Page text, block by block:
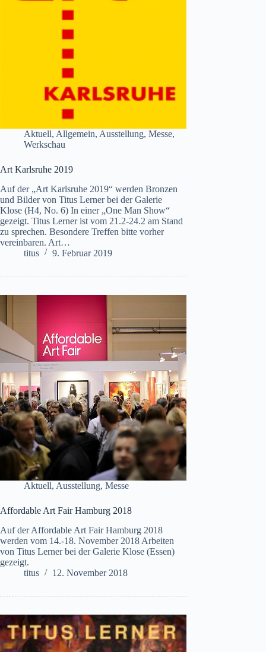
Aktuell, Allgemein, Ausstellung, Messe,
Werkschau
Art Karlsruhe 2019
Auf der „Art Karlsruhe 2019“ werden Bronzen
und Bilder von Titus Lerner bei der Galerie
Klose (H4, No. 6) In einer „One Man Show“
gezeigt. Titus Lerner ist vom 21.2-24.2 am Stand
zu sprechen. Besondere Treffen bitte vorher
vereinbaren. Art…
titus
9. Februar 2019
Aktuell, Ausstellung, Messe
Affordable Art Fair Hamburg 2018
Auf der Affordable Art Fair Hamburg 2018
werden vom 14.-18. November 2018 Arbeiten
von Titus Lerner bei der Galerie Klose (Essen)
gezeigt.
titus
12. November 2018